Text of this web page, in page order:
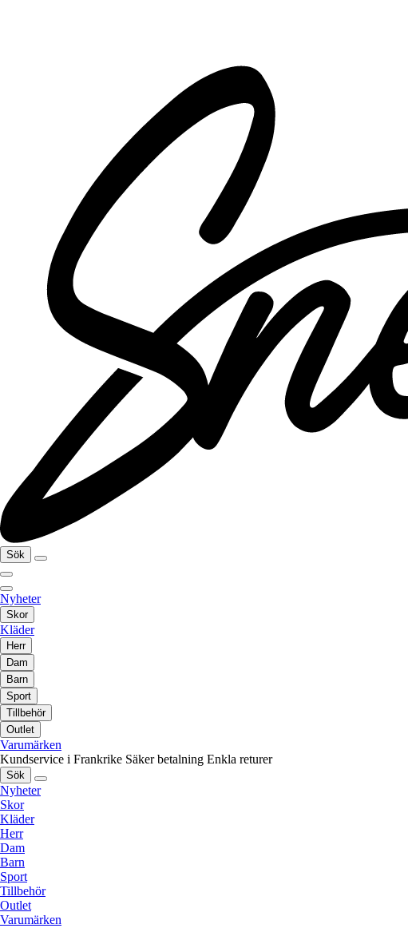
Sök
Nyheter
Skor
Kläder
Herr
Dam
Barn
Sport
Tillbehör
Outlet
Varumärken
Kundservice i Frankrike Säker betalning Enkla returer
Sök
Nyheter
Skor
Kläder
Herr
Dam
Barn
Sport
Tillbehör
Outlet
Varumärken